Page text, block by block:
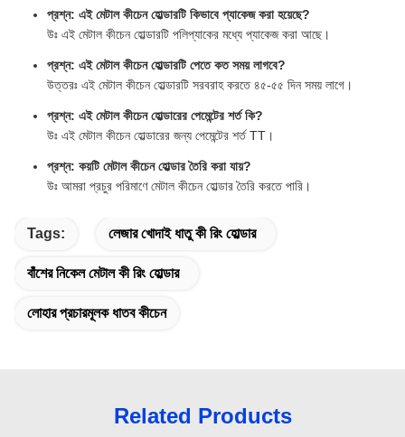
প্রশ্ন: এই মেটাল কীচেন হোল্ডারটি কিভাবে প্যাকেজ করা হয়েছে?
উঃ এই মেটাল কীচেন হোল্ডারটি পলিপ্যাকের মধ্যে প্যাকেজ করা আছে।
প্রশ্ন: এই মেটাল কীচেন হোল্ডারটি পেতে কত সময় লাগবে?
উত্তরঃ এই মেটাল কীচেন হোল্ডারটি সরবরাহ করতে ৪৫-৫৫ দিন সময় লাগে।
প্রশ্ন: এই মেটাল কীচেন হোল্ডারের পেমেন্টের শর্ত কি?
উঃ এই মেটাল কীচেন হোল্ডারের জন্য পেমেন্টের শর্ত TT।
প্রশ্ন: কয়টি মেটাল কীচেন হোল্ডার তৈরি করা যায়?
উঃ আমরা প্রচুর পরিমাণে মেটাল কীচেন হোল্ডার তৈরি করতে পারি।
Tags: লেজার খোদাই ধাতু কী রিং হোল্ডার
বাঁশের নিকেল মেটাল কী রিং হোল্ডার
লোহার প্রচারমূলক ধাতব কীচেন
Related Products